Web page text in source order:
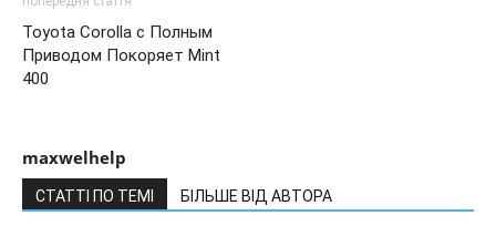
Toyota Corolla с Полным
Приводом Покоряет Mint
400
maxwelhelp
СТАТТІ ПО ТЕМІ БІЛЬШЕ ВІД АВТОРА